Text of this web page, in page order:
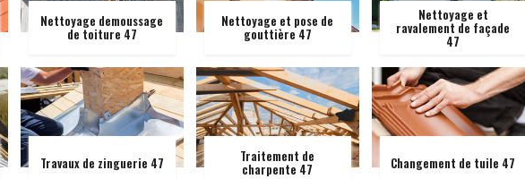
Nettoyage demoussage
de toiture 47
Nettoyage et pose de
gouttière 47
Nettoyage et
ravalement de façade
47
Travaux de zinguerie 47 Traitement de
charpente 47 Changement de tuile 47